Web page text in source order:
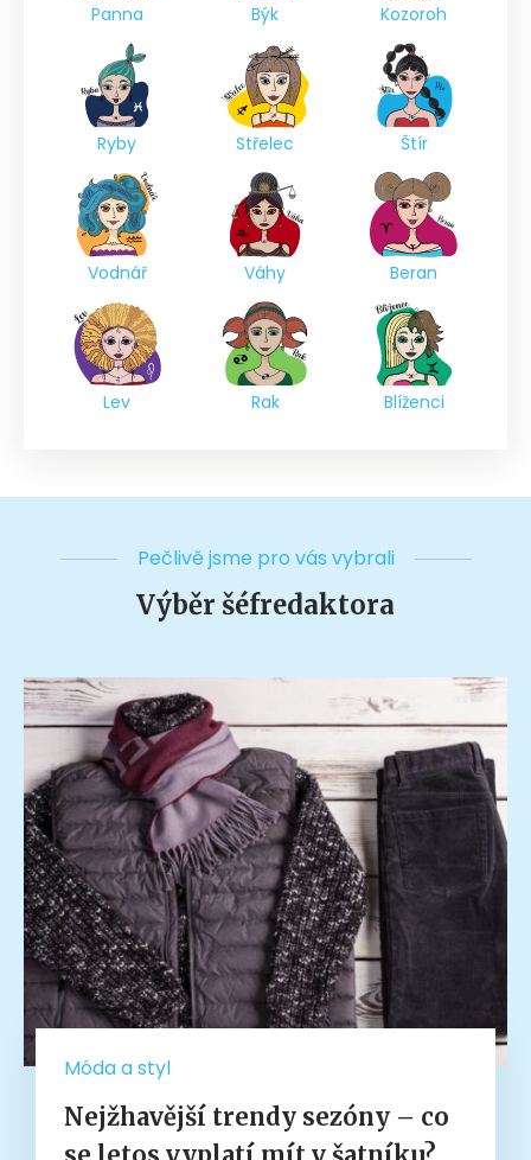
Panna Býk Kozoroh
Ryby Střelec Štír
Vodnář Váhy Beran
Lev Rak Blíženci
Pečlivě jsme pro vás vybrali
Výběr šéfredaktora
Móda a styl
Nejžhavější trendy sezóny – co